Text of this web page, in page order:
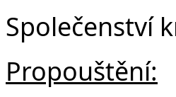
Společenství
Propouštění: